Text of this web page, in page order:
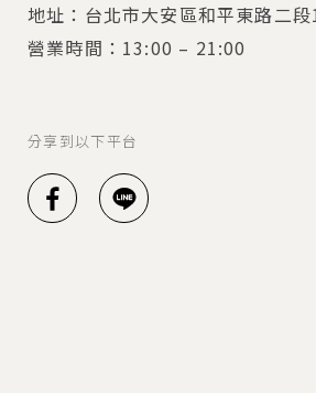
分享到以下平台
地址：台北市大安區和平東路二
營業時間：13:00 – 21:00